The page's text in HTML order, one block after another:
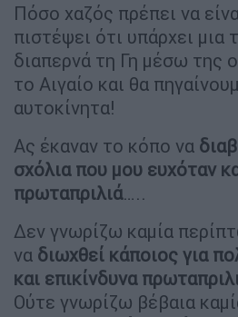
Πόσο χαζός πρέπει να
πιστέψει ότι υπάρχει μια
διαπερνά τη Γη μέσω της
το Αιγαίο και θα
αυτοκίνητα!
Ας έκαναν το κόπο να
σχόλια που μου ευχόταν
πρωταπριλιά…..
Δεν γνωρίζω καμία
να διωχθεί κάποιος για
και επικίνδυνα
Ούτε γνωρίζω βέβαια